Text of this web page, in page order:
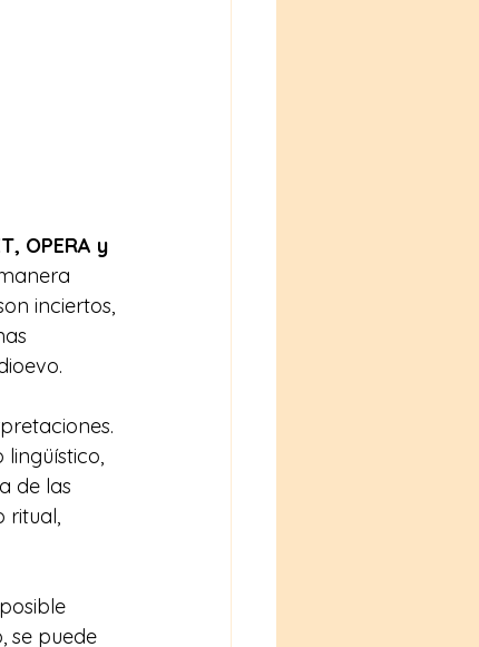
OPERA y
inciertos,
de las
ritual,
se puede